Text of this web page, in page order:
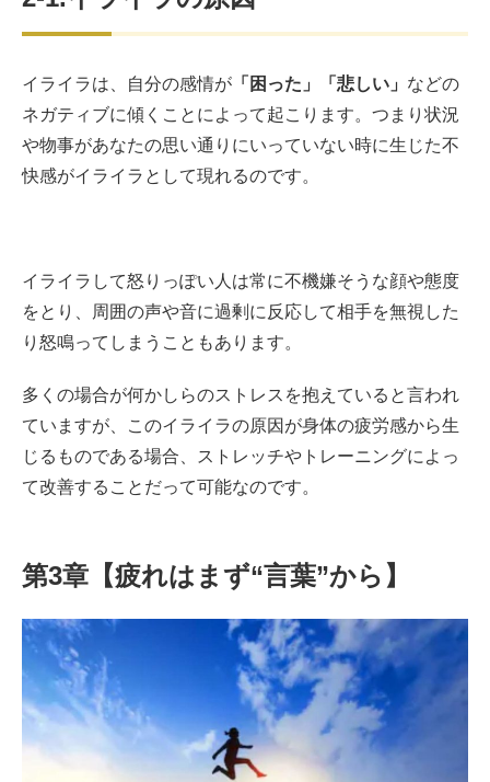
イライラは、自分の感情が 「困った」「悲しい」 などの
ネガティブに傾くことによって起こります。つまり状況
や物事があなたの思い通りにいっていない時に生じた不
快感がイライラとして現れるのです。
イライラして怒りっぽい人は常に不機嫌そうな顔や態度
をとり、周囲の声や音に過剰に反応して相手を無視した
り怒鳴ってしまうこともあります。
多くの場合が何かしらのストレスを抱えていると言われ
ていますが、このイライラの原因が身体の疲労感から生
じるものである場合、ストレッチやトレーニングによっ
て改善することだって可能なのです。
第3章【疲れはまず“言葉”から】